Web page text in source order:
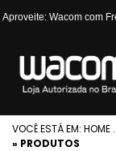
Aproveite: Wacom com
VOCÊ ESTÁ EM: HOME .
» PRODUTOS